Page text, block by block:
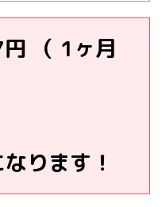
（ 1ヶ月
ります！